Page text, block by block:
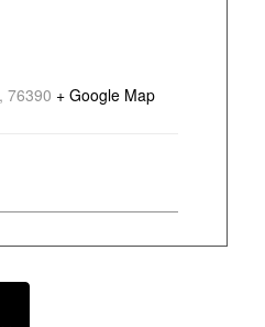
, 76390 + Google Map